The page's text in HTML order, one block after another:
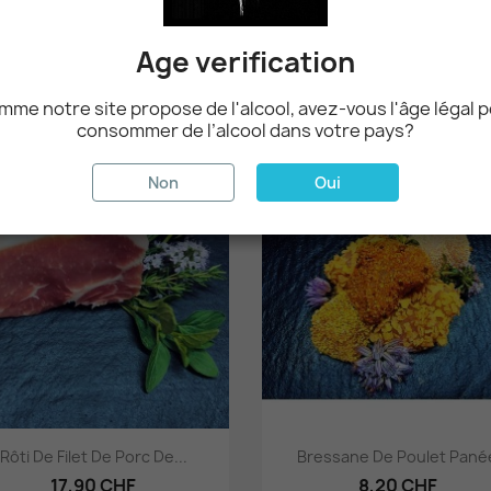
Aperçu rapide
Noisette De Cerf
12,50 CHF
 Aperçu rapide
Beef-Cheese-Bacon -
45,00 CHF
Aperçu rapide
Rôti De Filet De Porc De...
17,90 CHF
Aperçu rapide
Bressane De Poulet
8,20 CHF
Age verification
notre site propose de l'alcool, avez-vous l'âge légal
consommer de l’alcool dans votre pays?
Non Oui